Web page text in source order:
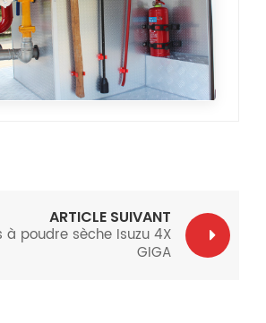
ARTICLE SUIVANT
poudre sèche Isuzu 4X
GIGA